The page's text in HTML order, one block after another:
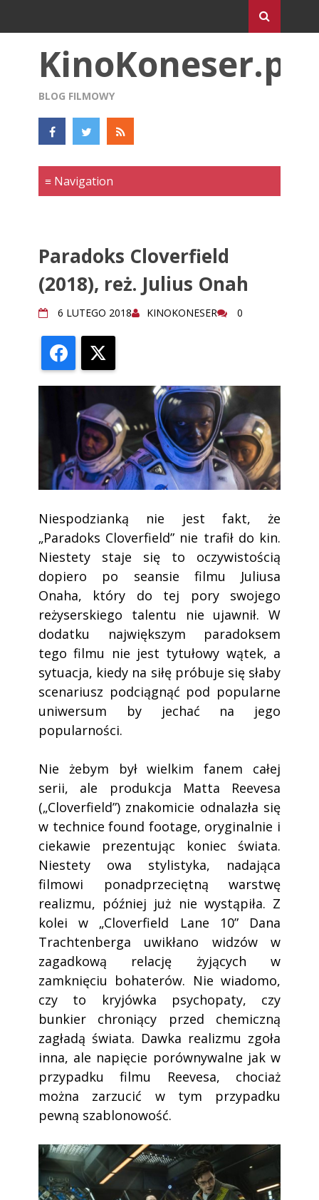
KinoKoneser.pl
BLOG FILMOWY
Paradoks Cloverfield
(2018), reż. Julius Onah
6 LUTEGO 2018 KINOKONESER 0
Facebook
Niespodzianką nie jest fakt, że
„Paradoks Cloverfield” nie trafił do kin.
Niestety staje się to oczywistością
dopiero po seansie filmu Juliusa
Onaha, który do tej pory swojego
reżyserskiego talentu nie ujawnił. W
dodatku największym paradoksem
tego filmu nie jest tytułowy wątek, a
sytuacja, kiedy na siłę próbuje się słaby
scenariusz podciągnąć pod popularne
uniwersum by jechać na jego
popularności.
Nie żebym był wielkim fanem całej
serii, ale produkcja Matta Reevesa
(„Cloverfield”) znakomicie odnalazła się
w technice found footage, oryginalnie i
ciekawie prezentując koniec świata.
Niestety owa stylistyka, nadająca
filmowi ponadprzeciętną warstwę
realizmu, później już nie wystąpiła. Z
kolei w „Cloverfield Lane 10” Dana
Trachtenberga uwikłano widzów w
zagadkową relację żyjących w
zamknięciu bohaterów. Nie wiadomo,
czy to kryjówka psychopaty, czy
bunkier chroniący przed chemiczną
zagładą świata. Dawka realizmu zgoła
inna, ale napięcie porównywalne jak w
przypadku filmu Reevesa, chociaż
można zarzucić w tym przypadku
pewną szablonowość.